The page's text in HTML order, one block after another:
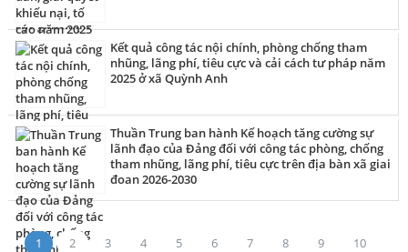
Kết quả công tác nội chính, phòng chống tham
nhũng, lãng phí, tiêu cực và cải cách tư pháp năm
2025 ở xã Quỳnh Anh
Thuần Trung ban hành Kế hoạch tăng cường sự
lãnh đạo của Đảng đối với công tác phòng, chống
tham nhũng, lãng phí, tiêu cực trên địa bàn xã giai
đoạn 2026-2030
1 2 3 4 5 6 7 8 9
10